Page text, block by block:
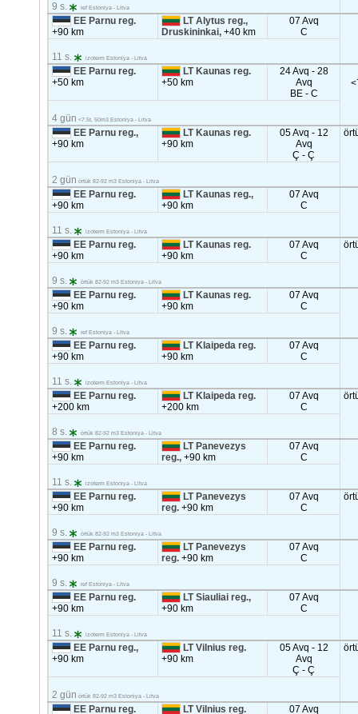
9 s. ref Estoniya - Litva
EE Parnu reg.
+90 km
LT Alytus reg.,
Druskininkai,+40 km
07 Avq
C
11 s. izoterm Estoniya - Litva
EE Parnu reg.
+50 km
LT Kaunas reg.
+50 km
24 Avq - 28
Avq
BE - C
4 gün <7.5t, 50m3 Estoniya - Litva
EE Parnu reg.,
+90 km
LT Kaunas reg.
+90 km
05 Avq - 12
Avq
Ç - Ç
2 gün örtük 82-92 m3 Estoniya - Litva
EE Parnu reg.
+90 km
LT Kaunas reg.,
+90 km
07 Avq
C
11 s. izoterm Estoniya - Litva
EE Parnu reg.
+90 km
LT Kaunas reg.
+90 km
07 Avq
C
9 s. örtük 82-92 m3 Estoniya - Litva
EE Parnu reg.
+90 km
LT Kaunas reg.
+90 km
07 Avq
C
9 s. ref Estoniya - Litva
EE Parnu reg.
+90 km
LT Klaipeda reg.
+90 km
07 Avq
C
11 s. izoterm Estoniya - Litva
EE Parnu reg.
+200 km
LT Klaipeda reg.
+200 km
07 Avq
C
8 s. örtük 82-92 m3 Estoniya - Litva
EE Parnu reg.
+90 km
LT Panevezys
reg.,+90 km
07 Avq
C
11 s. izoterm Estoniya - Litva
EE Parnu reg.
+90 km
LT Panevezys
reg.+90 km
07 Avq
C
9 s. örtük 82-92 m3 Estoniya - Litva
EE Parnu reg.
+90 km
LT Panevezys
reg.+90 km
07 Avq
C
9 s. ref Estoniya - Litva
EE Parnu reg.
+90 km
LT Siauliai reg.,
+90 km
07 Avq
C
11 s. izoterm Estoniya - Litva
EE Parnu reg.,
+90 km
LT Vilnius reg.
+90 km
05 Avq - 12
Avq
Ç - Ç
2 gün örtük 82-92 m3 Estoniya - Litva
EE Parnu reg. LT Vilnius reg. 07 Avq